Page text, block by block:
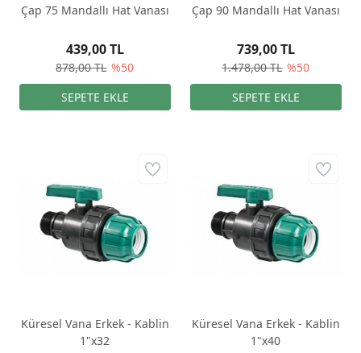
Çap 75 Mandallı Hat Vanası
878,00 TL %50
439,00 TL
Çap 90 Mandallı Hat Vanası
1.478,00 TL %50
739,00 TL
Küresel Vana Erkek - Kablin
1"x32
Küresel Vana Erkek - Kablin
1"x40